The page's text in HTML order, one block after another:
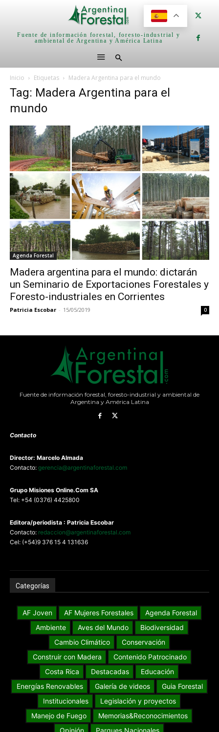
Fuente de información forestal, foresto-industrial y
ambiental de Argentina y América Latina
Inicio Etiquetas Madera Argentina para el mundo
Tag: Madera Argentina para el
mundo
Agenda Forestal
Madera argentina para el mundo: dictarán
un Seminario de Exportaciones Forestales y
Foresto-industriales en Corrientes
Patricia Escobar - 15/05/2019 0
Fuente de información forestal, foresto-industrial y ambiental de
Argentina y América Latina
Contacto
Director: Marcelo Almada
Contacto: gerencia@argentinaforestal.com
Grupo Misiones Online.Com SA
Tel: +54 (0376) 4425800
Editora/periodista : Patricia Escobar
Contacto: redaccion@argentinaforestal.com
Cel: (+54)9 376 15 4 131636
Categorías
AF Joven AF Mujeres Forestales
Agenda Forestal
Ambiente
Aves del Mundo
Biodiversidad
Cambio Climático
Conservación
Construir con Madera
Contenido Patrocinado
Costa Rica
Destacadas
Educación
Energías Renovables
Galería de videos
Guia Forestal
Institucionales
Legislación y proyectos
Manejo de Fuego
Memorias&Reconocimientos